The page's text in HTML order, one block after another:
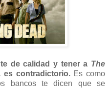
de calidad y tener a The
contradictorio. Es como
bancos te dicen que se